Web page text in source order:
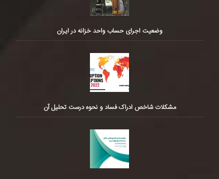
وضعیت اجرای حساب واحد خزانه در ایران
مشکلات شاخص ادراک فساد و نحوه درست تحلیل آن